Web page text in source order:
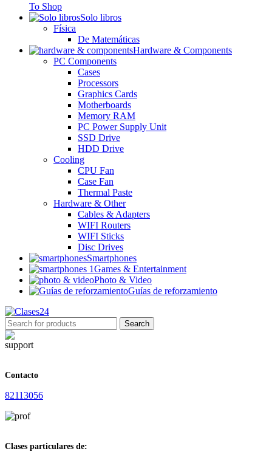
To Shop
Solo libros
Física
De Matemáticas
Hardware & Components
PC Components
Cases
Processors
Graphics Cards
Motherboards
Memory RAM
PC Power Supply Unit
SSD Drive
HDD Drive
Cooling
CPU Fan
Case Fan
Thermal Paste
Hardware & Other
Cables & Adapters
WIFI Routers
WIFI Sticks
Disc Drives
Smartphones
Games & Entertainment
Photo & Video
Guías de reforzamiento
Search
Contacto
82113056
Clases particulares de: